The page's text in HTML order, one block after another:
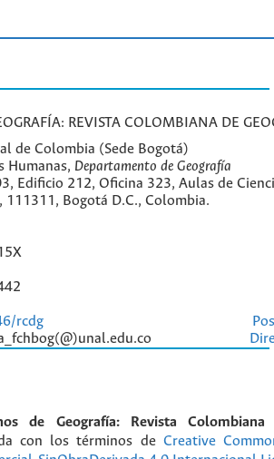
REVISTA COLOMBIANA DE
de Colombia (Sede Bogotá)
Humanas, Departamento de Geografía
Edificio 212, Oficina 323, Aulas de
111311, Bogotá D.C., Colombia.
rcdg
de Geografía: Revista Colombiana
con los términos de Creative